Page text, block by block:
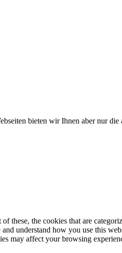
bieten wir Ihnen aber nur
the cookies that are
understand how you use this
may affect your browsing